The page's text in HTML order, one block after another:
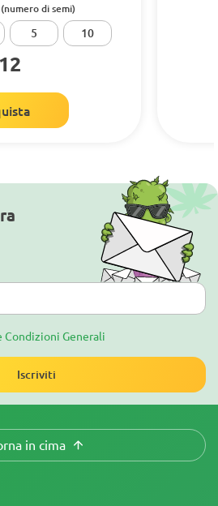
di semi)
5 10
Condizioni Generali
Iscriviti
in cima